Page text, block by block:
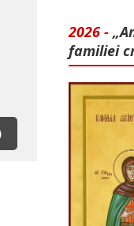
2026 -
familiei